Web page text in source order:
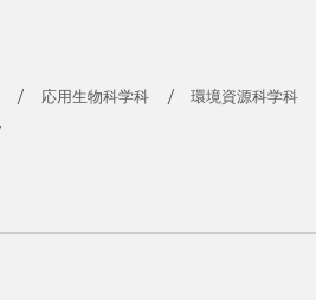
応用生物科学科 環境資源科学科